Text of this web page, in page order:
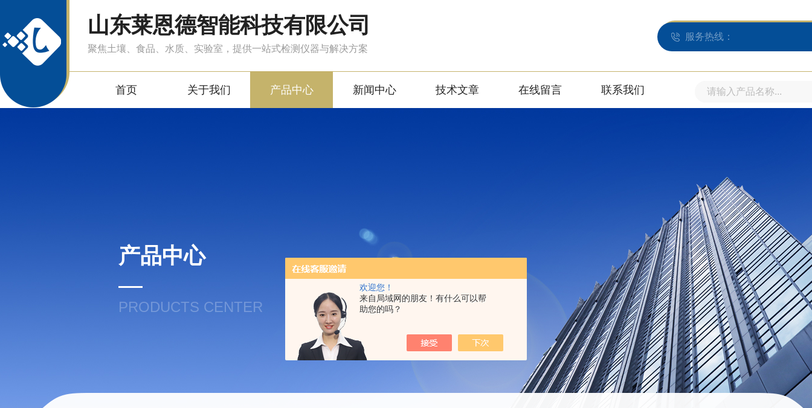
欢迎您！
来自局域网的朋友！有什么可以帮
助您的吗？
山东莱恩德智能科技有限公司
聚焦土壤、食品、水质、实验室，提供一站式检测仪器与解决方案
服务热线：
首页 关于我们 产品中心 新闻中心 技术文章 在线留言 联系我们
产品中心
PRODUCTS CENTER